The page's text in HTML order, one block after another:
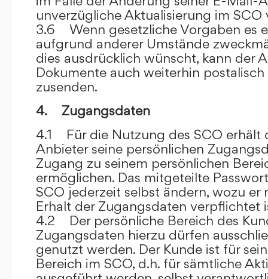
unverzügliche Aktualisierung im SCO
3.6 Wenn gesetzliche Vorgaben es
aufgrund anderer Umstände
dies ausdrücklich wünscht, kann der
Dokumente auch weiterhin
zusenden.
4. Zugangsdaten
4.1 Für die Nutzung des SCO erhält
Anbieter seine persönlichen
Zugang zu seinem persönlichen
ermöglichen. Das mitgeteilte
SCO jederzeit selbst ändern, wozu er
Erhalt der Zugangsdaten verpflichtet
4.2 Der persönliche Bereich des
Zugangsdaten hierzu dürfen
genutzt werden. Der Kunde ist für
Bereich im SCO, d.h. für sämtliche